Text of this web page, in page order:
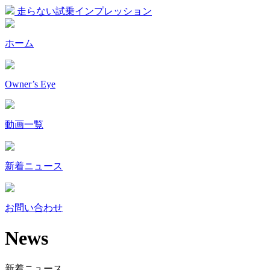
走らない試乗インプレッション
ホーム
Owner’s Eye
動画一覧
新着ニュース
お問い合わせ
News